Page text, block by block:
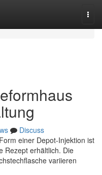
Discuss
einer Depot-Injektion ist
Rezept erhältlich. Die
variieren